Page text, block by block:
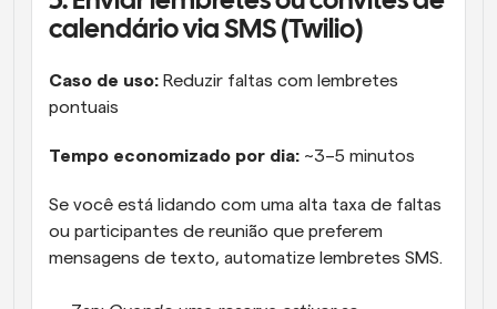
calendário via SMS (Twilio)
Caso de uso: Reduzir faltas com lembretes
pontuais
Tempo economizado por dia: ~3–5 minutos
Se você está lidando com uma alta taxa de faltas
ou participantes de reunião que preferem
mensagens de texto, automatize lembretes SMS.